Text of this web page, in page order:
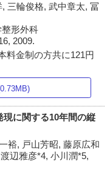
三輪俊格, 武中章太, 冨
形外科
2009.
料金制の方共に121円
に関する10年間の縦
裕, 戸山芳昭, 藤原広和
辺雅彦*4, 小川潤*5,